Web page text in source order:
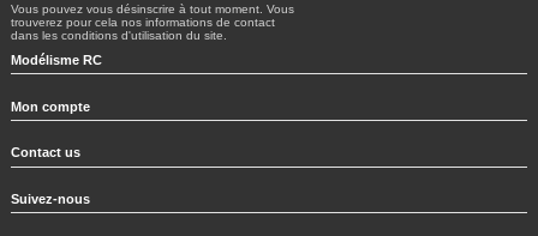
Vous pouvez vous désinscrire à tout moment. Vous
trouverez pour cela nos informations de contact
dans les conditions d'utilisation du site.
Modélisme RC
Mon compte
Contact us
Suivez-nous